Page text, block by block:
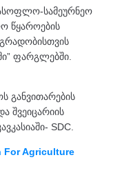
სამეურნეო
წყაროების
ფარგლებში.
განვითარების
შვეიცარიის
SDC.
For Agriculture